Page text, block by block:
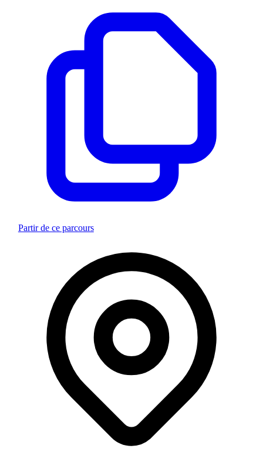
Partir de ce parcours